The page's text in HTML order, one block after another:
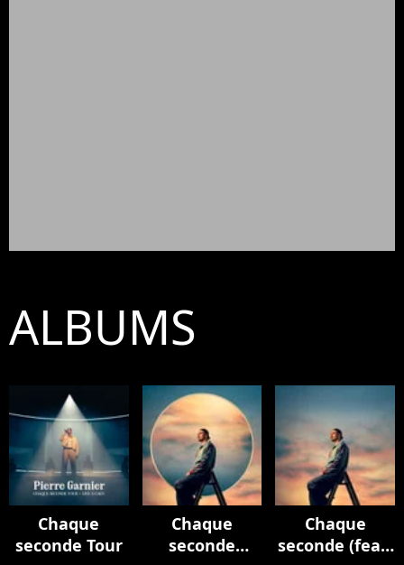
ALBUMS
Chaque
seconde Tour
Chaque
seconde
Chaque
seconde (feat.